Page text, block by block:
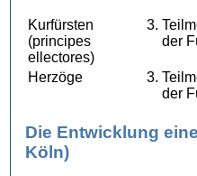
Kurfürsten
(principes
ellectores)
3.
der
Herzöge 3.
der
Die Entwicklung
Köln)